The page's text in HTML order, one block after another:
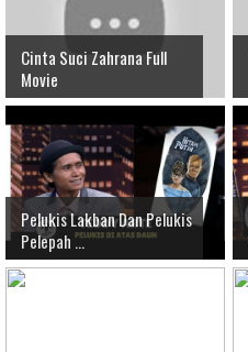
Cinta Suci Zahrana Full
Movie
Pelukis Lakban Dan Pelukis
Pelepah ...